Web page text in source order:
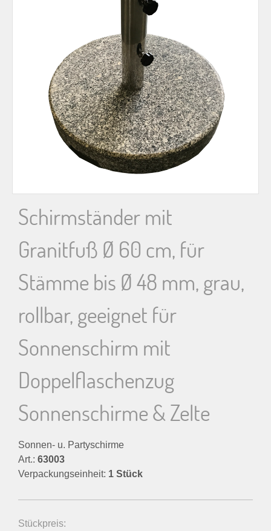
Schirmständer mit
Granitfuß Ø 60 cm, für
Stämme bis Ø 48 mm, grau,
rollbar, geeignet für
Sonnenschirm mit
Doppelflaschenzug
Sonnenschirme & Zelte
Sonnen- u. Partyschirme
Art.: 63003
Verpackungseinheit: 1 Stück
Stückpreis: